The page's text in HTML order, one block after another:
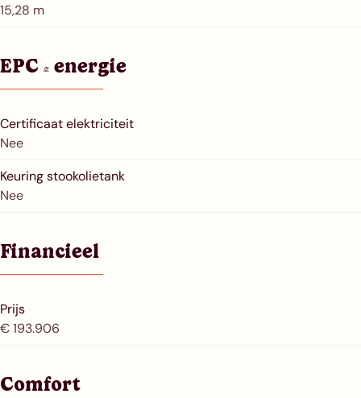
15,28 m
EPC & energie
Certificaat elektriciteit
Nee
Keuring stookolietank
Nee
Financieel
Prijs
€ 193.906
Comfort